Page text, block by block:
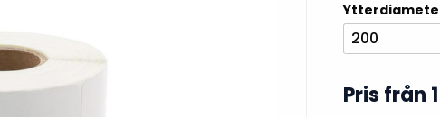
200
Pris från